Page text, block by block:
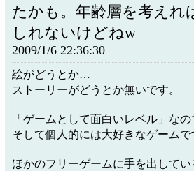
たかも。年齢層を考え
しれないけどねw
2009/1/6 22:36:30
絵がどうとか…
ストーリーがどうとか無いです。
「ゲームとして面白いレベル」なの
そして個人的には大好きなゲームで
ほかのフリーゲームに手を出してい